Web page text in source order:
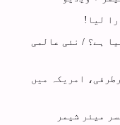
لیا!
ہے؟ / نئی عالمی
امریکہ میں
میئر شیمر